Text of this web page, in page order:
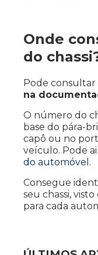
Onde
do
Pode consultar
na
O número do
base do pára-
capô ou no
veículo. Pode
do automóvel.
Consegue
seu chassi,
para cada